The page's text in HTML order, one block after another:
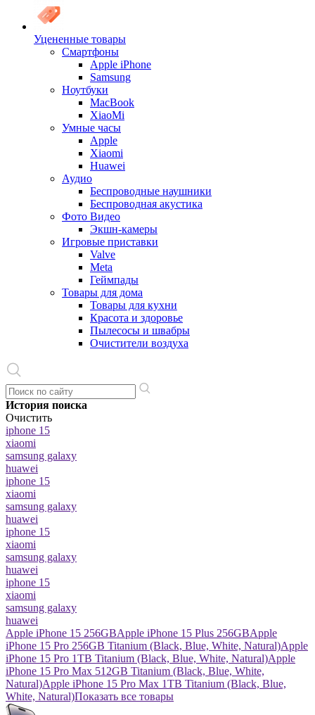
Уцененные товары
Cмартфоны
Apple iPhone
Samsung
Ноутбуки
MacBook
XiaoMi
Умные часы
Apple
Xiaomi
Huawei
Аудио
Беспроводные наушники
Беспроводная акустика
Фото Видео
Экшн-камеры
Игровые приставки
Valve
Meta
Геймпады
Товары для дома
Товары для кухни
Красота и здоровье
Пылесосы и швабры
Очистители воздуха
История поиска
Очистить
iphone 15
xiaomi
samsung galaxy
huawei
iphone 15
xiaomi
samsung galaxy
huawei
iphone 15
xiaomi
samsung galaxy
huawei
iphone 15
xiaomi
samsung galaxy
huawei
Apple iPhone 15 256GBApple iPhone 15 Plus 256GBApple
iPhone 15 Pro 256GB Titanium (Black, Blue, White, Natural)Apple
iPhone 15 Pro 1TB Titanium (Black, Blue, White, Natural)Apple
iPhone 15 Pro Max 512GB Titanium (Black, Blue, White,
Natural)Apple iPhone 15 Pro Max 1TB Titanium (Black, Blue,
White, Natural)Показать все товары